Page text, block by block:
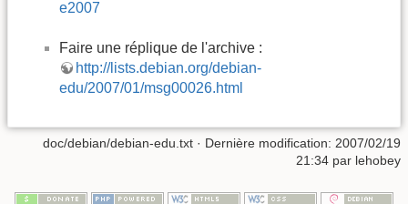
e2007
Faire une réplique de l'archive :
http://lists.debian.org/debian-
edu/2007/01/msg00026.html
doc/debian/debian-edu.txt · Dernière modification: 2007/02/19
21:34 par lehobey